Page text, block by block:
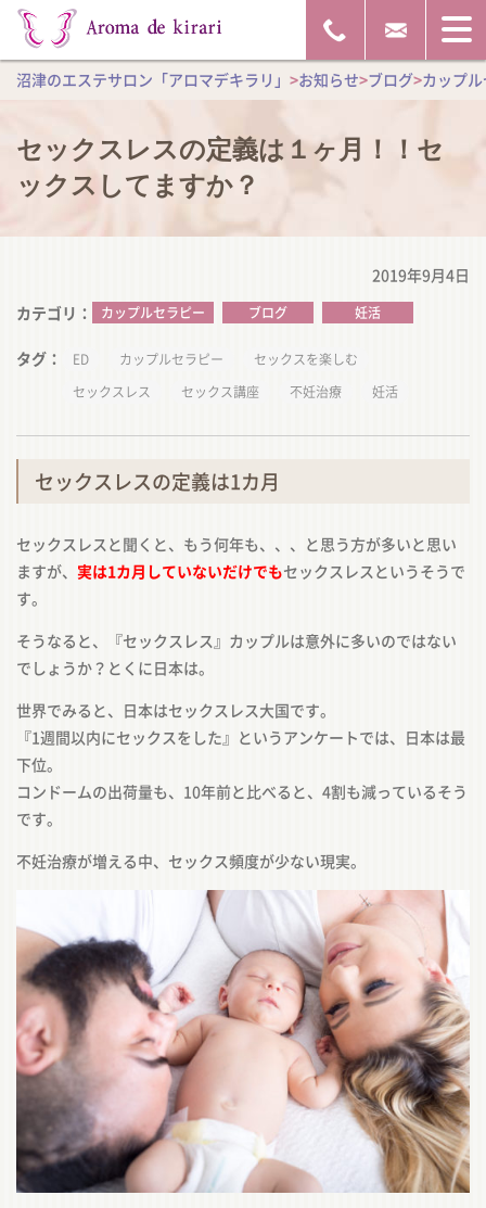
沼津のエステサロン「アロマデキラリ」 >お知らせ>ブログ>カップ
セックスレスの定義は１ヶ月！！セ
ックスしてますか？
2019年9月4日
カテゴリ
カップルセラピー ブログ 妊活
タグ ED カップルセラピー
セックスを楽しむ
セックスレス
セックス講座 不妊治療 妊活
セックスレスの定義は1カ月️
セックスレスと聞くと、もう何年も、、、と思う方が多いと思い
ますが、 実は1カ月していないだけでもセックスレスというそうで
す。
そうなると、『セックスレス』カップルは意外に多いのではない
でしょうか？とくに日本は。
世界でみると、日本はセックスレス大国です。
『1週間以内にセックスをした』というアンケートでは、日本は最
下位。
コンドームの出荷量も、10年前と比べると、4割も減っているそう
です。
不妊治療が増える中、セックス頻度が少ない現実。